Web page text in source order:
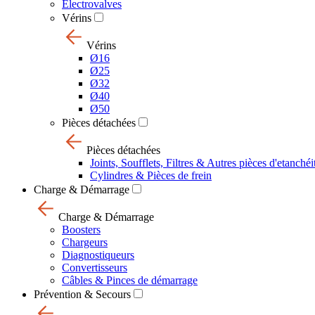
Electrovalves
Vérins
Vérins
Ø16
Ø25
Ø32
Ø40
Ø50
Pièces détachées
Pièces détachées
Joints, Soufflets, Filtres & Autres pièces
Cylindres & Pièces de frein
Charge & Démarrage
Charge & Démarrage
Boosters
Chargeurs
Diagnostiqueurs
Convertisseurs
Câbles & Pinces de démarrage
Prévention & Secours